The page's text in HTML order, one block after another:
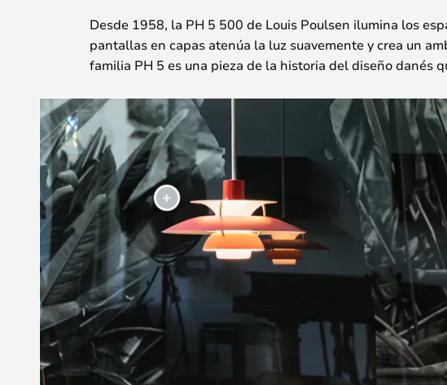
Desde 1958, la PH 5 500 de Louis Poulsen ilumina los
pantallas en capas atenúa la luz suavemente y crea un
familia PH 5 es una pieza de la historia del diseño danés